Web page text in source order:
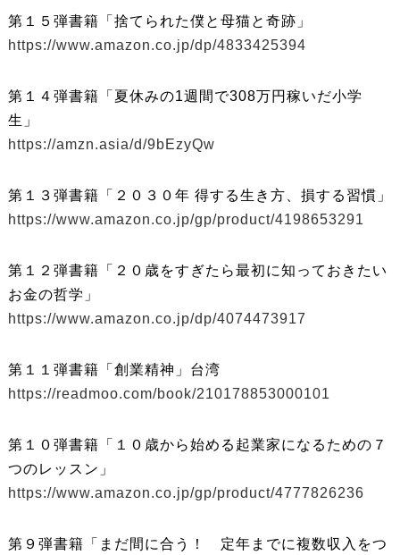
第１５弾書籍「捨てられた僕と母猫と奇跡」
https://www.amazon.co.jp/dp/4833425394
第１４弾書籍「夏休みの1週間で308万円稼いだ小学
生」
https://amzn.asia/d/9bEzyQw
第１３弾書籍「２０３０年 得する生き方、損する習慣」
https://www.amazon.co.jp/gp/product/4198653291
第１２弾書籍「２０歳をすぎたら最初に知っておきたい
お金の哲学」
https://www.amazon.co.jp/dp/4074473917
第１１弾書籍「創業精神」台湾
https://readmoo.com/book/210178853000101
第１０弾書籍「１０歳から始める起業家になるための７
つのレッスン」
https://www.amazon.co.jp/gp/product/4777826236
第９弾書籍「まだ間に合う！ 定年までに複数収入をつ